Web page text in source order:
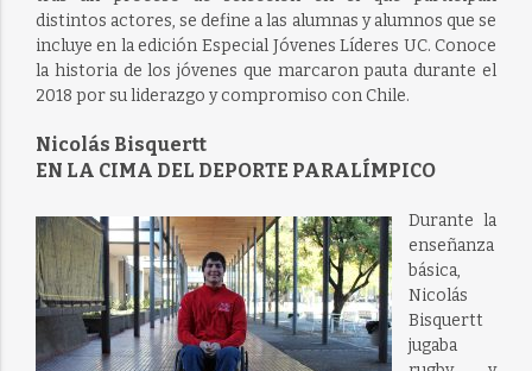
distintos actores, se define a las alumnas y alumnos que se
incluye en la edición Especial Jóvenes Líderes UC. Conoce
la historia de los jóvenes que marcaron pauta durante el
2018 por su liderazgo y compromiso con Chile.
Nicolás Bisquertt
EN LA CIMA DEL DEPORTE PARALÍMPICO
Durante la
enseñanza
básica,
Nicolás
Bisquertt
jugaba